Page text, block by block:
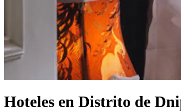
Hoteles en Distrito de